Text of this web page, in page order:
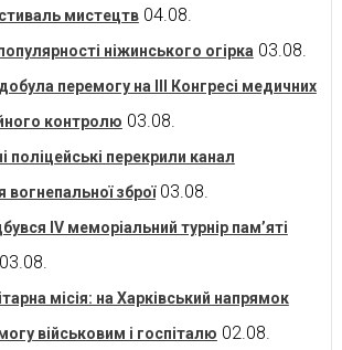
мистецтв 04.08.
ніжинського огірка 03.08.
перемогу на ІІІ Конгресі медичних
контролю 03.08.
поліцейські перекрили канал
зброї 03.08.
IV меморіальний турнір пам’яті
03.08.
місія: на Харківський напрямок
військовим і госпіталю 02.08.